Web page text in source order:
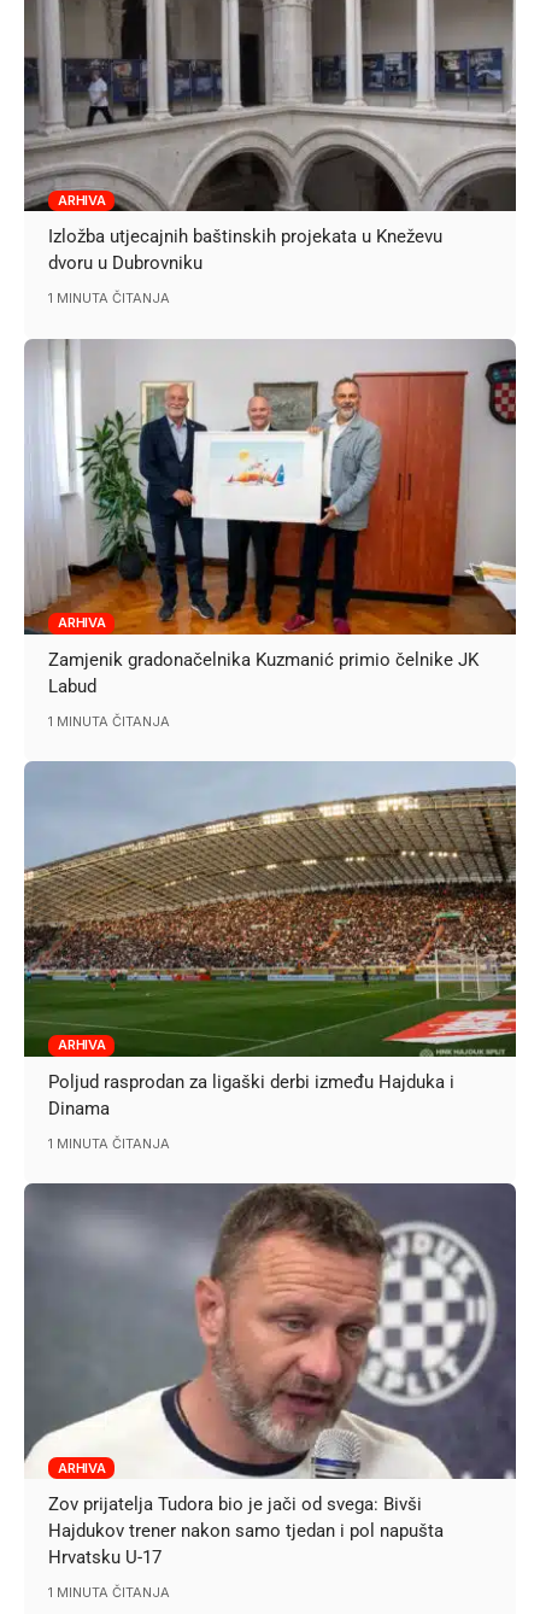
ARHIVA
Izložba utjecajnih baštinskih projekata u Kneževu
dvoru u Dubrovniku
1 MINUTA ČITANJA
ARHIVA
Zamjenik gradonačelnika Kuzmanić primio čelnike JK
Labud
1 MINUTA ČITANJA
ARHIVA
Poljud rasprodan za ligaški derbi između Hajduka i
Dinama
1 MINUTA ČITANJA
ARHIVA
Zov prijatelja Tudora bio je jači od svega: Bivši
Hajdukov trener nakon samo tjedan i pol napušta
Hrvatsku U-17
1 MINUTA ČITANJA